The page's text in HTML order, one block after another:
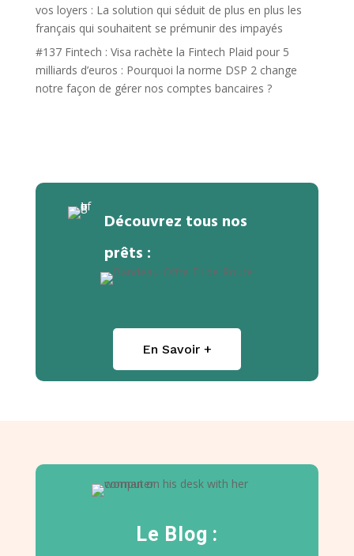
vos loyers : La solution qui séduit de plus en plus les
français qui souhaitent se prémunir des impayés
#137 Fintech : Visa rachète la Fintech Plaid pour 5
milliards d’euros : Pourquoi la norme DSP 2 change
notre façon de gérer nos comptes bancaires ?
Découvrez tous nos
prêts :
En Savoir +
Le Blog :